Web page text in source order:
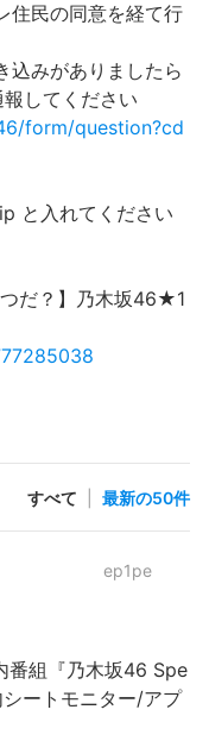
住民の同意を経て行
込みがありましたら
してください
form/question?cd
と入れてください
つだ？】乃木坂46★1
すべて 最新の50件
ep1pe
組『乃木坂46 Spe
ートモニター/アプ